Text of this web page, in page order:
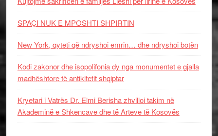
SPAÇI NUK E MPOSHTI SHPIRTIN
New York, qyteti që ndryshoi emrin… dhe ndryshoi botën
Kodi zakonor dhe isopolifonia dy nga monumentet e gjalla
madhështore të antikitetit shqiptar
Kryetari i Vatrës Dr. Elmi Berisha zhvilloi takim në
Akademinë e Shkencave dhe të Arteve të Kosovës